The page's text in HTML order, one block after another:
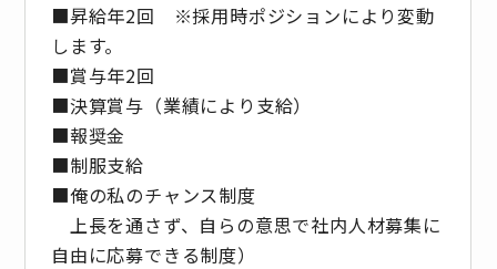
■昇給年2回 ※採⽤時ポジションにより変動
します。
■賞与年2回
■決算賞与（業績により⽀給）
■報奨⾦
■制服支給
■俺の私のチャンス制度
上長を通さず、自らの意思で社内人材募集に
自由に応募できる制度）